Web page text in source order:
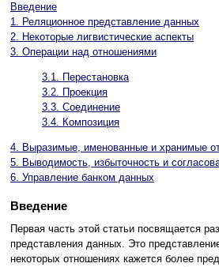
Введение
1. Реляционное представление данных
2. Некоторые лигвистические аспекты
3. Операции над отношениями
3.1. Перестановка
3.2. Проекция
3.3. Соединение
3.4. Композиция
4. Выразимые, именованные и хранимые
5. Выводимость, избыточность и
6. Управление банком данных
Введение
Первая часть этой статьи посвящается
представления данных. Это
некоторых отношениях кажется более